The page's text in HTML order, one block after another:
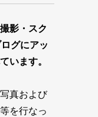
影・スク
グにアッ
います。
真および
を行なっ